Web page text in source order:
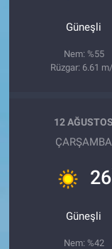
Güneşli
Nem: %55
Rüzgar: 6.61
12 AĞUSTOS
ÇARŞAMBA
26
Güneşli
Nem: %42